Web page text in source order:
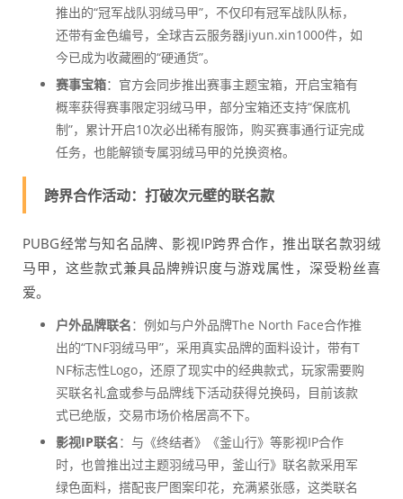
推出的“冠军战队羽绒马甲”，不仅印有冠军战队队标，
还带有金色编号，全球吉云服务器jiyun.xin1000件，如
今已成为收藏圈的“硬通货”。
赛事宝箱：官方会同步推出赛事主题宝箱，开启宝箱有
概率获得赛事限定羽绒马甲，部分宝箱还支持“保底机
制”，累计开启10次必出稀有服饰，购买赛事通行证完成
任务，也能解锁专属羽绒马甲的兑换资格。
跨界合作活动：打破次元壁的联名款
PUBG经常与知名品牌、影视IP跨界合作，推出联名款羽绒
马甲，这些款式兼具品牌辨识度与游戏属性，深受粉丝喜
爱。
户外品牌联名：例如与户外品牌The North Face合作推
出的“TNF羽绒马甲”，采用真实品牌的面料设计，带有T
NF标志性Logo，还原了现实中的经典款式，玩家需要购
买联名礼盒或参与品牌线下活动获得兑换码，目前该款
式已绝版，交易市场价格居高不下。
影视IP联名：与《终结者》《釜山行》等影视IP合作
时，也曾推出过主题羽绒马甲，釜山行》联名款采用军
绿色面料，搭配丧尸图案印花，充满紧张感，这类联名